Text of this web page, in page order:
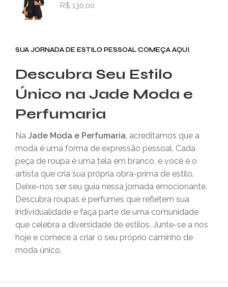
R$ 130,00
SUA JORNADA DE ESTILO PESSOAL COMEÇA AQUI
Descubra Seu Estilo
Único na Jade Moda e
Perfumaria
Na Jade Moda e Perfumaria , acreditamos que a
moda é uma forma de expressão pessoal. Cada
peça de roupa é uma tela em branco, e você é o
artista que cria sua própria obra-prima de estilo.
Deixe-nos ser seu guia nessa jornada emocionante.
Descubra roupas e perfumes que refletem sua
individualidade e faça parte de uma comunidade
que celebra a diversidade de estilos. Junte-se a nós
hoje e comece a criar o seu próprio caminho de
moda único.